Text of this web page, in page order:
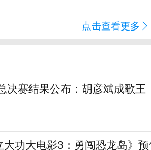
点击查看更多
决赛结果公布：胡彦斌成歌王
功大电影3：勇闯恐龙岛》